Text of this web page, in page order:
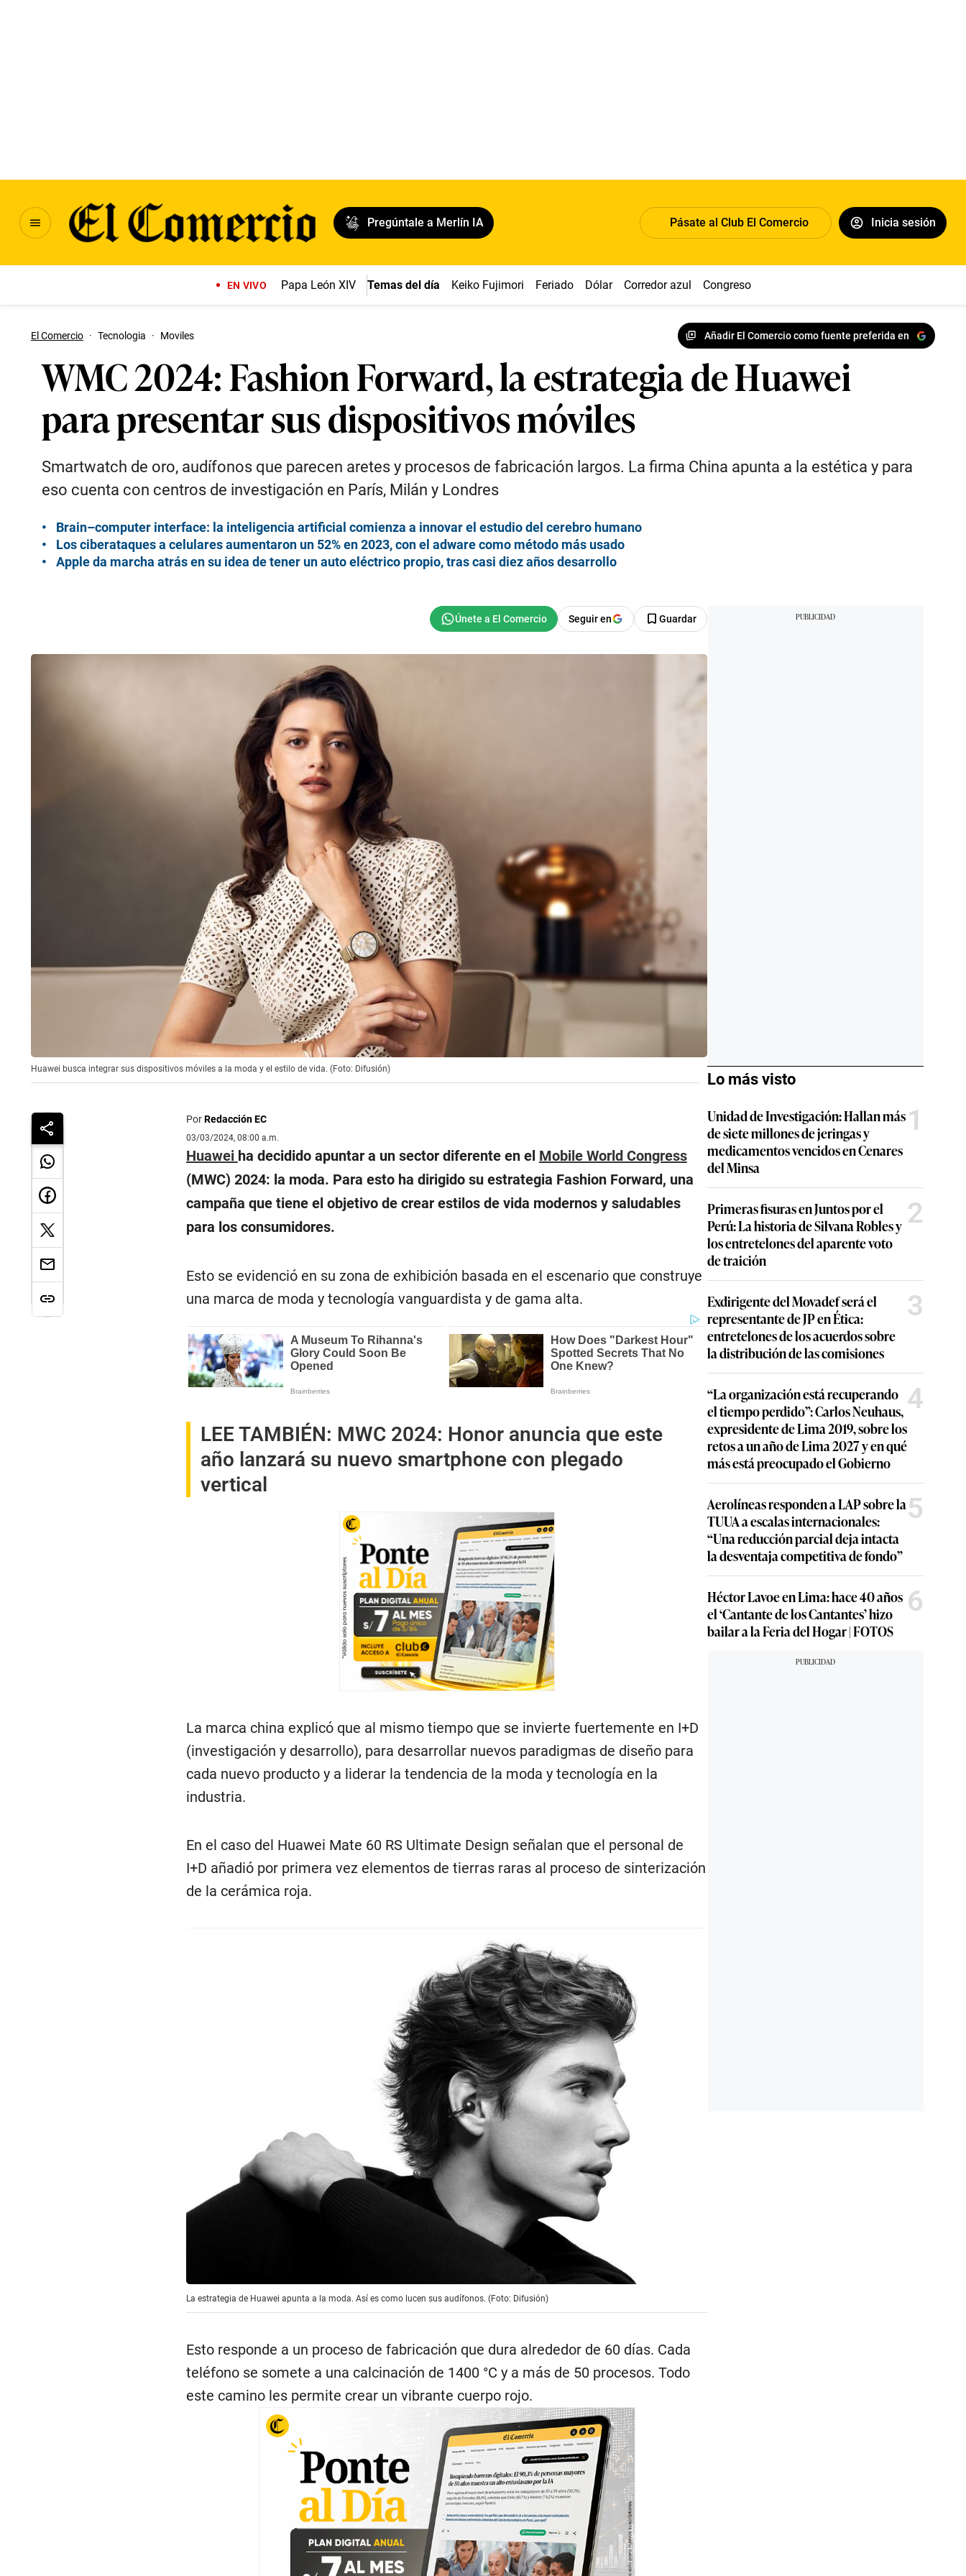
Pregúntale a Merlín IA Pásate al Club El Comercio Inicia sesión
EN VIVO Papa León XIV Temas del día Keiko Fujimori Feriado Dólar Corredor azul Congreso
El Comercio · Tecnologia · Moviles Añadir El Comercio como fuente preferida en
WMC 2024: Fashion Forward, la estrategia de Huawei
para presentar sus dispositivos móviles
Smartwatch de oro, audífonos que parecen aretes y procesos de fabricación largos. La firma China apunta a la estética y para
eso cuenta con centros de investigación en París, Milán y Londres
Brain–computer interface: la inteligencia artificial comienza a innovar el estudio del cerebro humano
Los ciberataques a celulares aumentaron un 52% en 2023, con el adware como método más usado
Apple da marcha atrás en su idea de tener un auto eléctrico propio, tras casi diez años desarrollo
Seguir en Guardar
Huawei busca integrar sus dispositivos móviles a la moda y el estilo de vida. (Foto: Difusión)
PorRedacción EC
03/03/2024, 08:00 a.m.
Huawei ha decidido apuntar a un sector diferente en el Mobile World Congress
(MWC) 2024: la moda. Para esto ha dirigido su estrategia Fashion Forward, una
campaña que tiene el objetivo de crear estilos de vida modernos y saludables
para los consumidores.
Esto se evidenció en su zona de exhibición basada en el escenario que construye
una marca de moda y tecnología vanguardista y de gama alta.
LEE TAMBIÉN: MWC 2024: Honor anuncia que este
año lanzará su nuevo smartphone con plegado
vertical
La marca china explicó que al mismo tiempo que se invierte fuertemente en I+D
(investigación y desarrollo), para desarrollar nuevos paradigmas de diseño para
cada nuevo producto y a liderar la tendencia de la moda y tecnología en la
industria.
En el caso del Huawei Mate 60 RS Ultimate Design señalan que el personal de
I+D añadió por primera vez elementos de tierras raras al proceso de sinterización
de la cerámica roja.
La estrategia de Huawei apunta a la moda. Así es como lucen sus audífonos. (Foto: Difusión)
Esto responde a un proceso de fabricación que dura alrededor de 60 días. Cada
teléfono se somete a una calcinación de 1400 °C y a más de 50 procesos. Todo
este camino les permite crear un vibrante cuerpo rojo.
Lo más visto
Unidad de Investigación: Hallan más
de siete millones de jeringas y
medicamentos vencidos en Cenares
del Minsa
1
Primeras fisuras en Juntos por el
Perú: La historia de Silvana Robles y
los entretelones del aparente voto
de traición
2
Exdirigente del Movadef será el
representante de JP en Ética:
entretelones de los acuerdos sobre
la distribución de las comisiones
3
“La organización está recuperando
el tiempo perdido”: Carlos Neuhaus,
expresidente de Lima 2019, sobre los
retos a un año de Lima 2027 y en qué
más está preocupado el Gobierno
4
Aerolíneas responden a LAP sobre la
TUUA a escalas internacionales:
“Una reducción parcial deja intacta
la desventaja competitiva de fondo”
5
Héctor Lavoe en Lima: hace 40 años
el ‘Cantante de los Cantantes’ hizo
bailar a la Feria del Hogar | FOTOS
6